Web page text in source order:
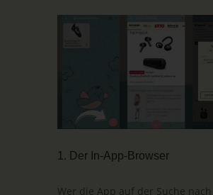
1. Der In-App-Browser
Wer die App auf der Suche nach